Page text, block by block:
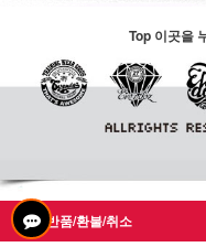
Top 이곳을
교환/반품/환불/취소